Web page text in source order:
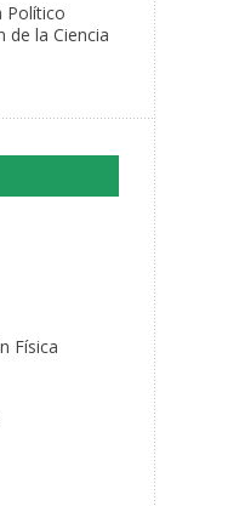
Político
de la Ciencia
Física